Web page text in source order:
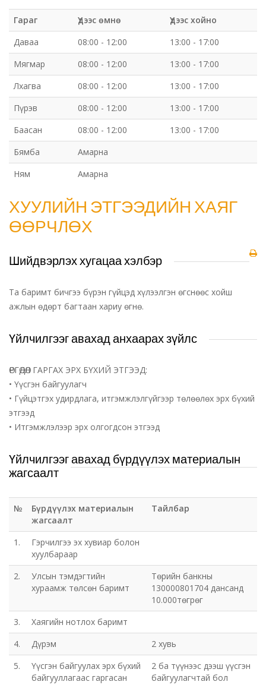
Гараг Үдээс өмнө
Үдээс хойно
Даваа
08:00 - 12:00
13:00 - 17:00
Мягмар
08:00 - 12:00
13:00 - 17:00
Лхагва
08:00 - 12:00
13:00 - 17:00
Пүрэв
08:00 - 12:00
13:00 - 17:00
Баасан
08:00 - 12:00
13:00 - 17:00
Бямба
Амарна
Ням
Амарна
ХУУЛИЙН ЭТГЭЭДИЙН ХАЯГ
ӨӨРЧЛӨХ
Шийдвэрлэх хугацаа хэлбэр
Та баримт бичгээ бүрэн гүйцэд хүлээлгэн өгснөөс хойш
ажлын өдөрт багтаан хариу өгнө.
Үйлчилгээг авахад анхаарах зүйлс
ӨРГӨДӨЛ ГАРГАХ ЭРХ БҮХИЙ ЭТГЭЭД:
• Үүсгэн байгуулагч
• Гүйцэтгэх удирдлага, итгэмжлэлгүйгээр төлөөлөх эрх бүхий
этгээд
• Итгэмжлэлээр эрх олгогдсон этгээд
Үйлчилгээг авахад бүрдүүлэх материалын
жагсаалт
№
Бүрдүүлэх материалын
жагсаалт
Тайлбар
1.
Гэрчилгээ эх хувиар болон
хуулбараар
2.
Улсын тэмдэгтийн
хураамж төлсөн баримт
Төрийн банкны
130000801704 дансанд
10.000төгрөг
3.
Хаягийн нотлох баримт
4.
Дүрэм
2 хувь
5.
Үүсгэн байгуулах эрх бүхий
байгууллагаас гаргасан
2 ба түүнээс дээш үүсгэн
байгуулагчтай бол